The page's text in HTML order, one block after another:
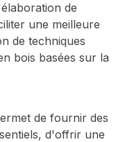
de
une meilleure
de techniques
bois basées sur la
de fournir des
d'offrir une